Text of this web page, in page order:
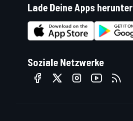
SPORTWAGEN
Lade Deine Apps herunter
Soziale Netzwerke